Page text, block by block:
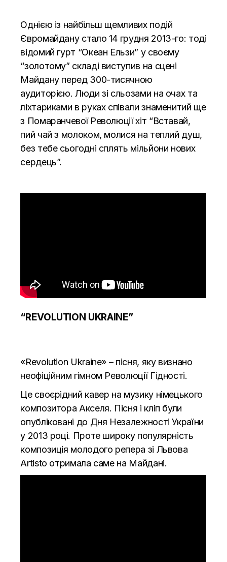
Однією із найбільш щемливих подій
Євромайдану стало 14 грудня 2013-го: тоді
відомий гурт “Океан Ельзи” у своєму
“золотому” складі виступив на сцені
Майдану перед 300-тисячною
аудиторією. Люди зі сльозами на очах та
ліхтариками в руках співали знаменитий ще
з Помаранчевої Революції хіт “Вставай,
пий чай з молоком, молися на теплий душ,
без тебе сьогодні сплять мільйони нових
сердець”.
“REVOLUTION UKRAINE”
«Revolution Ukraine» – пісня, яку визнано
неофіційним гімном Революції Гідності.
Це своєрідний кавер на музику німецького
композитора Акселя. Пісня і кліп були
опубліковані до Дня Незалежності України
у 2013 році. Проте широку популярність
композиція молодого репера зі Львова
Artisto отримала саме на Майдані.